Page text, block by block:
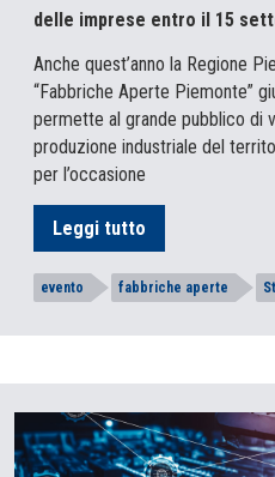
delle imprese entro il 15
Anche quest’anno la Regione
“Fabbriche Aperte Piemonte”
permette al grande pubblico di
produzione industriale del
per l’occasione
Leggi tutto
evento fabbriche aperte